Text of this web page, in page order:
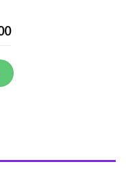
- E56 cantidad